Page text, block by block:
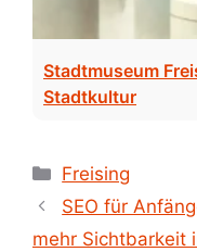
Stadtmuseum
Stadtkultur
Kategorien
Freising
SEO für
mehr Sichtbarkeit